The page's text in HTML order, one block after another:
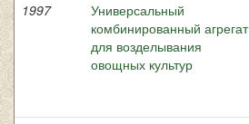
1997
Универсальный
комбинированный агрегат
для возделывания
овощных культур